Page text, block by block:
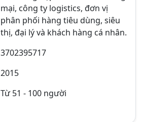
mại, công ty logistics, đơn vị
phân phối hàng tiêu dùng, siêu
thị, đại lý và khách hàng cá nhân.
3702395717
2015
Từ 51 - 100 người